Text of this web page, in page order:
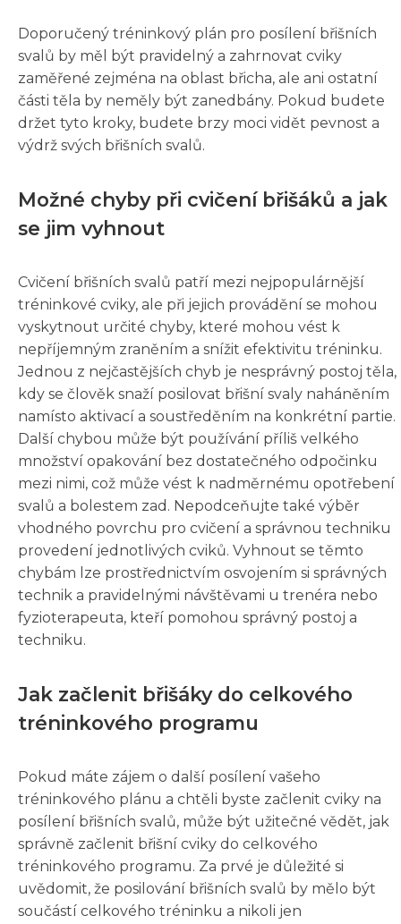
Doporučený tréninkový plán pro posílení břišních
svalů by měl být pravidelný a zahrnovat cviky
zaměřené zejména na oblast břicha, ale ani ostatní
části těla by neměly být zanedbány. Pokud budete
držet tyto kroky, budete brzy moci vidět pevnost a
výdrž svých břišních svalů.
Možné chyby při cvičení břišáků a jak
se jim vyhnout
Cvičení břišních svalů patří mezi nejpopulárnější
tréninkové cviky, ale při jejich provádění se mohou
vyskytnout určité chyby, které mohou vést k
nepříjemným zraněním a snížit efektivitu tréninku.
Jednou z nejčastějších chyb je nesprávný postoj těla,
kdy se člověk snaží posilovat břišní svaly naháněním
namísto aktivací a soustředěním na konkrétní partie.
Další chybou může být používání příliš velkého
množství opakování bez dostatečného odpočinku
mezi nimi, což může vést k nadměrnému opotřebení
svalů a bolestem zad. Nepodceňujte také výběr
vhodného povrchu pro cvičení a správnou techniku
provedení jednotlivých cviků. Vyhnout se těmto
chybám lze prostřednictvím osvojením si správných
technik a pravidelnými návštěvami u trenéra nebo
fyzioterapeuta, kteří pomohou správný postoj a
techniku.
Jak začlenit břišáky do celkového
tréninkového programu
Pokud máte zájem o další posílení vašeho
tréninkového plánu a chtěli byste začlenit cviky na
posílení břišních svalů, může být užitečné vědět, jak
správně začlenit břišní cviky do celkového
tréninkového programu. Za prvé je důležité si
uvědomit, že posilování břišních svalů by mělo být
součástí celkového tréninku a nikoli jen